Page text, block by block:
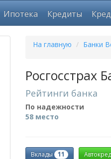
Ипотека Кредиты
На главную / Банки
Росгосстрах
Рейтинги банка
По надежности
58 место
Вклады 11